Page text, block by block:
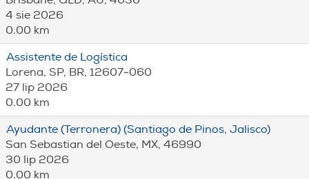
4 sie 2026
0.00 km
Assistente de Logística
Lorena, SP, BR, 12607-060
27 lip 2026
0.00 km
Ayudante (Terronera) (Santiago de Pinos, Jalisco)
San Sebastian del Oeste, MX, 46990
30 lip 2026
0.00 km